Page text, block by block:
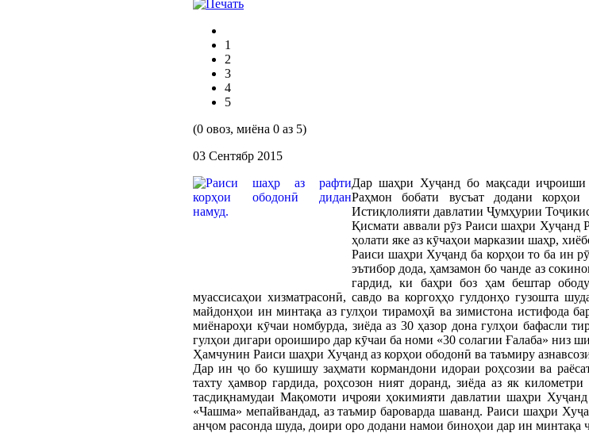
1
2
3
4
5
(0 овоз, миёна 0 аз 5)
03 Сентябр 2015
Дар шаҳри Хуҷанд бо мақсади
Раҳмон бобати вусъат додани
Истиқлолияти давлатии Ҷумҳурии
Қисмати аввали рӯз Раиси шаҳри Хуҷанд
ҳолати яке аз кӯчаҳои марказии шаҳр,
Раиси шаҳри Хуҷанд ба корҳои то ба ин
эътибор дода, ҳамзамон бо чанде аз
гардид, ки баҳри боз ҳам бештар
муассисаҳои хизматрасонӣ, савдо ва коргоҳҳо гулдонҳо гузошта
майдонҳои ин минтақа аз гулҳои тирамоҳӣ ва зимистона истифода
миёнароҳи кӯчаи номбурда, зиёда аз 30 ҳазор дона гулҳои бафасли
гулҳои дигари ороиширо дар кӯчаи ба номи «30 солагии Ғалаба» низ
Ҳамчунин Раиси шаҳри Хуҷанд аз корҳои ободонӣ ва таъмиру
Дар ин ҷо бо кушишу заҳмати кормандони идораи роҳсозии ва
тахту ҳамвор гардида, роҳсозон ният доранд, зиёда аз як
тасдиқнамудаи Мақомоти иҷрояи ҳокимияти давлатии шаҳри
«Чашма» мепайвандад, аз таъмир бароварда шаванд. Раиси шаҳри
анҷом расонда шуда, доири оро додани намои биноҳои дар ин минтақа